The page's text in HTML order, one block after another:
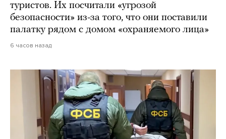
туристов. Их посчитали «угрозой
безопасности» из-за того, что они поставили
палатку рядом с домом «охраняемого лица»
6 часов назад